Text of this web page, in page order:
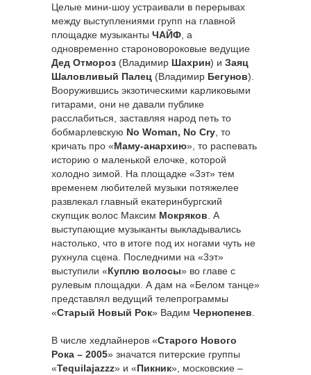
Целые мини-шоу устраивали в перерывах
между выступлениями групп на главной
площадке музыканты ЧАЙФ , а
одновременно староновороковые ведущие
Дед Отмороз (Владимир Шахрин) и Заяц
Шаловливый Палец (Владимир Бегунов).
Вооружившись экзотическими карликовыми
гитарами, они не давали публике
расслабиться, заставляя народ петь то
бобмарлевскую No Woman, No Cry , то
кричать про «Маму-анархию», то распевать
историю о маленькой елочке, которой
холодно зимой. На площадке «3эт» тем
временем любителей музыки потяжелее
развлекал главный екатеринбургский
скупщик волос Максим Мокряков . А
выступающие музыканты выкладывались
настолько, что в итоге под их ногами чуть не
рухнула сцена. Последними на «3эт»
выступили «Куплю волосы» во главе с
рулевым площадки. А дам на «Белом танце»
представлял ведущий телепрограммы
«Старый Новый Рок» Вадим Чернопенев
В числе хедлайнеров «Старого Нового
Рока – 2005» значатся питерские группы
«Tequilajazzz» и «Пикник», московские –